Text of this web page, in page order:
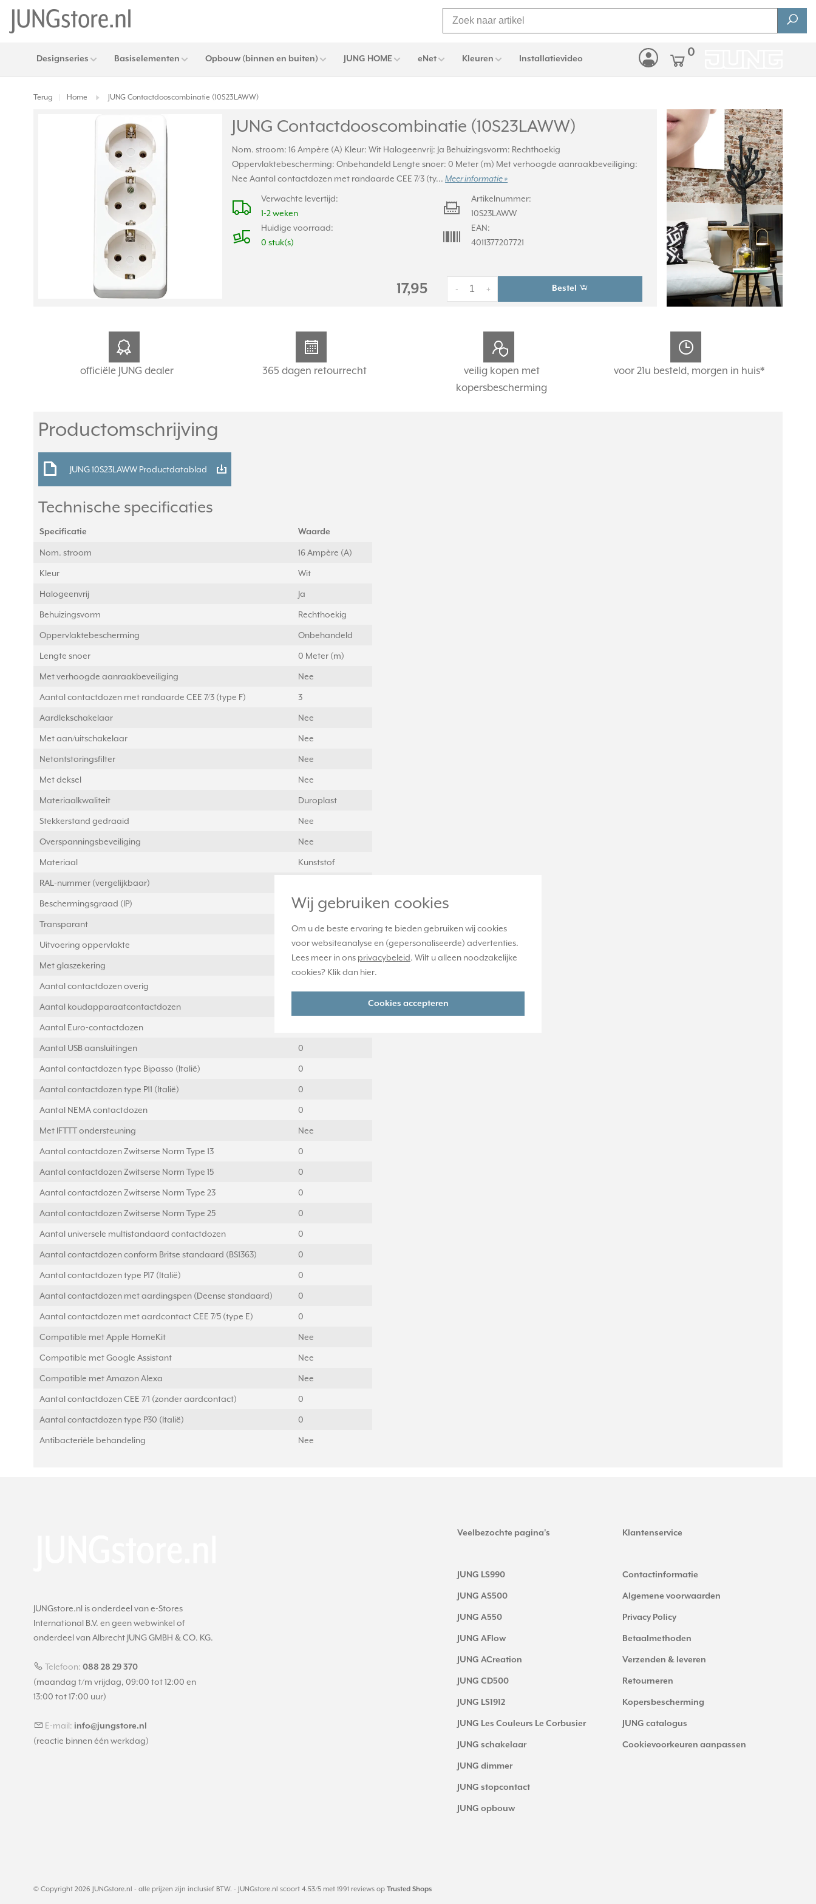
Wij gebruiken cookies
Om u de beste ervaring te bieden gebruiken wij cookies
voor websiteanalyse en (gepersonaliseerde) advertenties.
Lees meer in ons privacybeleid. Wilt u alleen noodzakelijke
cookies? Klik dan hier.
Cookies accepteren
Designseries Basiselementen Opbouw (binnen en buiten) JUNG HOME eNet Kleuren Installatievideo 0
Terug Home JUNG Contactdooscombinatie (10S23LAWW)
JUNG Contactdooscombinatie (10S23LAWW)
Nom. stroom: 16 Ampère (A) Kleur: Wit Halogeenvrij: Ja Behuizingsvorm: Rechthoekig
Oppervlaktebescherming: Onbehandeld Lengte snoer: 0 Meter (m) Met verhoogde aanraakbeveiliging:
Nee Aantal contactdozen met randaarde CEE 7/3 (ty...Meer informatie »
Verwachte levertijd:
1-2 weken
Huidige voorraad:
0 stuk(s)
Artikelnummer:
10S23LAWW
EAN:
4011377207721
17,95 +
- Bestel
officiële JUNG dealer 365 dagen retourrecht
veilig kopen met
kopersbescherming
voor 21u besteld, morgen in huis*
Productomschrijving
JUNG 10S23LAWW Productdatablad
Technische specificaties
Specificatie Waarde
Nom. stroom 16 Ampère (A)
Kleur Wit
Halogeenvrij Ja
Behuizingsvorm Rechthoekig
Oppervlaktebescherming Onbehandeld
Lengte snoer 0 Meter (m)
Met verhoogde aanraakbeveiliging Nee
Aantal contactdozen met randaarde CEE 7/3 (type F) 3
Aardlekschakelaar Nee
Met aan/uitschakelaar Nee
Netontstoringsfilter Nee
Met deksel Nee
Materiaalkwaliteit Duroplast
Stekkerstand gedraaid Nee
Overspanningsbeveiliging Nee
Materiaal Kunststof
RAL-nummer (vergelijkbaar)
Beschermingsgraad (IP) IP20
Transparant
Uitvoering oppervlakte Glanzend
Met glaszekering
Aantal contactdozen overig
Aantal koudapparaatcontactdozen
Aantal Euro-contactdozen
Aantal USB aansluitingen 0
Aantal contactdozen type Bipasso (Italië) 0
Aantal contactdozen type P11 (Italië) 0
Aantal NEMA contactdozen 0
Met IFTTT ondersteuning Nee
Aantal contactdozen Zwitserse Norm Type 13 0
Aantal contactdozen Zwitserse Norm Type 15 0
Aantal contactdozen Zwitserse Norm Type 23 0
Aantal contactdozen Zwitserse Norm Type 25 0
Aantal universele multistandaard contactdozen 0
Aantal contactdozen conform Britse standaard (BS1363) 0
Aantal contactdozen type P17 (Italië) 0
Aantal contactdozen met aardingspen (Deense standaard) 0
Aantal contactdozen met aardcontact CEE 7/5 (type E) 0
Compatible met Apple HomeKit Nee
Compatible met Google Assistant Nee
Compatible met Amazon Alexa Nee
Aantal contactdozen CEE 7/1 (zonder aardcontact) 0
Aantal contactdozen type P30 (Italië) 0
Antibacteriële behandeling Nee
JUNGstore.nl is onderdeel van e-Stores
International B.V. en geen webwinkel of
onderdeel van Albrecht JUNG GMBH & CO. KG.
Telefoon: 088 28 29 370
(maandag t/m vrijdag, 09:00 tot 12:00 en
13:00 tot 17:00 uur)
E-mail: info@jungstore.nl
(reactie binnen één werkdag)
Veelbezochte pagina's
JUNG LS990
JUNG AS500
JUNG A550
JUNG AFlow
JUNG ACreation
JUNG CD500
JUNG LS1912
JUNG Les Couleurs Le Corbusier
JUNG schakelaar
JUNG dimmer
JUNG stopcontact
JUNG opbouw
Klantenservice
Contactinformatie
Algemene voorwaarden
Privacy Policy
Betaalmethoden
Verzenden & leveren
Retourneren
Kopersbescherming
JUNG catalogus
Cookievoorkeuren aanpassen
© Copyright 2026 JUNGstore.nl - alle prijzen zijn inclusief BTW. - JUNGstore.nl scoort 4.53/5 met 1991 reviews op Trusted Shops